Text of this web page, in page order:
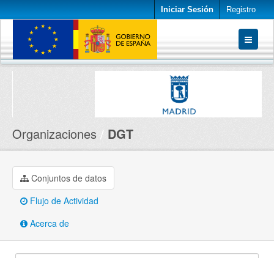
Iniciar Sesión Registro
Conjuntos de datos
Organizaciones DGT
Conjuntos de datos
Flujo de Actividad
Acerca de